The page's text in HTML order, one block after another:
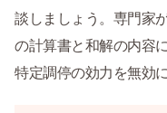
談しましょう。専門家
の計算書と和解の内容
特定調停の効力を無効